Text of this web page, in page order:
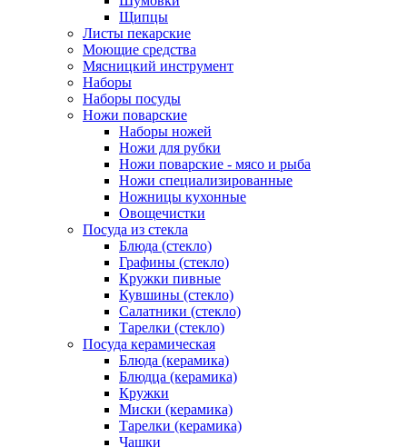
Щипцы
Листы пекарские
Моющие средства
Мясницкий инструмент
Наборы
Наборы посуды
Ножи поварские
Наборы ножей
Ножи для рубки
Ножи поварские - мясо и рыба
Ножи специализированные
Ножницы кухонные
Овощечистки
Посуда из стекла
Блюда (стекло)
Графины (стекло)
Кружки пивные
Кувшины (стекло)
Салатники (стекло)
Тарелки (стекло)
Посуда керамическая
Блюда (керамика)
Блюдца (керамика)
Кружки
Миски (керамика)
Тарелки (керамика)
Чашки